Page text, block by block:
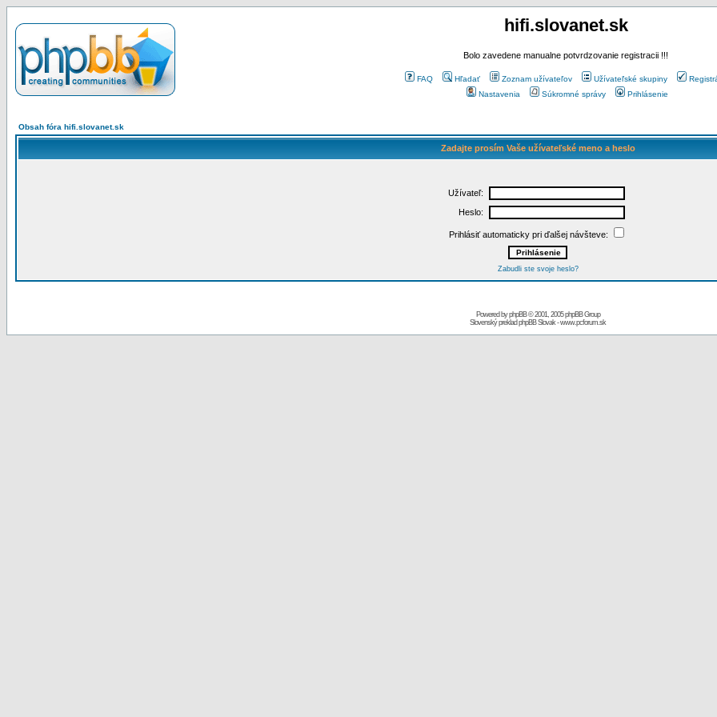
hifi.slovanet.sk
Bolo zavedene manualne potvrdzovanie registracii !!!
FAQ Hľadať Zoznam užívateľov Užívateľské skupiny
Nastavenia
Súkromné správy Prihlásenie
Obsah fóra hifi.slovanet.sk
Zadajte prosím Vaše užívateľské meno a heslo
Užívateľ:
Heslo:
Prihlásiť automaticky pri ďalšej návšteve:
Zabudli ste svoje heslo?
Powered byphpBB© 2001, 2005 phpBB Group
Slovenský preklad phpBB Slovak-www.pcforum.sk